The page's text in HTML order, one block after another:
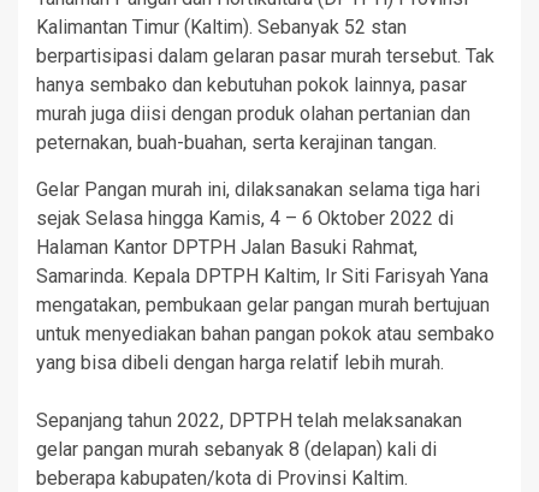
Kalimantan Timur (Kaltim). Sebanyak 52 stan
berpartisipasi dalam gelaran pasar murah tersebut. Tak
hanya sembako dan kebutuhan pokok lainnya, pasar
murah juga diisi dengan produk olahan pertanian dan
peternakan, buah-buahan, serta kerajinan tangan.
Gelar Pangan murah ini, dilaksanakan selama tiga hari
sejak Selasa hingga Kamis, 4 – 6 Oktober 2022 di
Halaman Kantor DPTPH Jalan Basuki Rahmat,
Samarinda. Kepala DPTPH Kaltim, Ir Siti Farisyah Yana
mengatakan, pembukaan gelar pangan murah bertujuan
untuk menyediakan bahan pangan pokok atau sembako
yang bisa dibeli dengan harga relatif lebih murah.
Sepanjang tahun 2022, DPTPH telah melaksanakan
gelar pangan murah sebanyak 8 (delapan) kali di
beberapa kabupaten/kota di Provinsi Kaltim.